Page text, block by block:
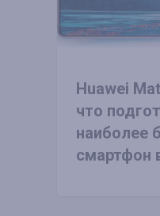
Huawei
что
наиболее
смартфон